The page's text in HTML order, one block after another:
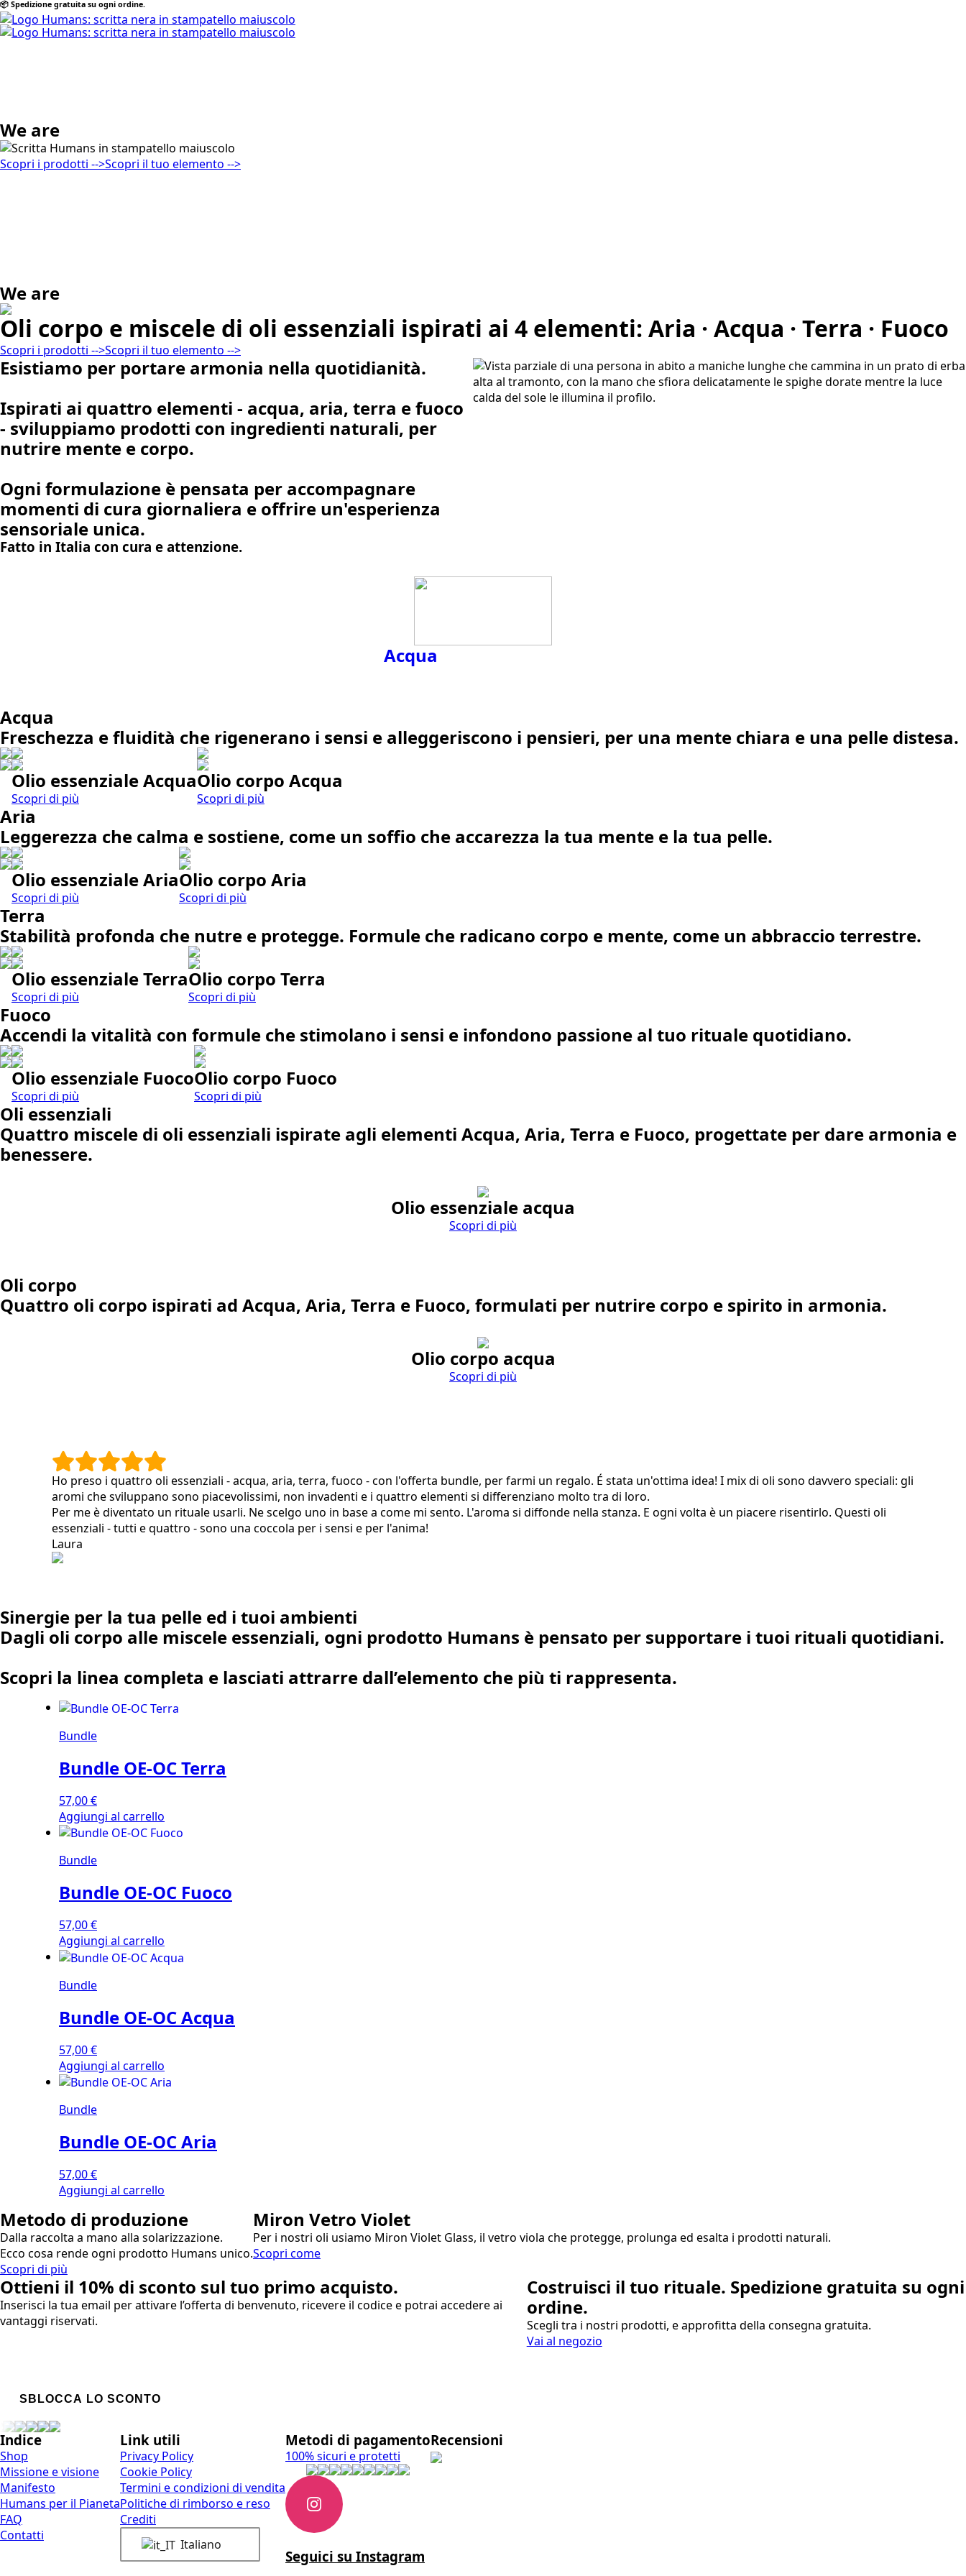
📦 Spedizione gratuita su ogni ordine.
We are
Scopri i prodotti -->Scopri il tuo elemento -->
We are
Oli corpo e miscele di oli essenziali ispirati ai 4 elementi: Aria · Acqua · Terra · Fuoco
Scopri i prodotti -->Scopri il tuo elemento -->
Esistiamo per portare armonia nella quotidianità.
Ispirati ai quattro elementi - acqua, aria, terra e fuoco
- sviluppiamo prodotti con ingredienti naturali, per
nutrire mente e corpo.
Ogni formulazione è pensata per accompagnare
momenti di cura giornaliera e offrire un'esperienza
sensoriale unica.
Fatto in Italia con cura e attenzione.
Acqua
Acqua
Freschezza e fluidità che rigenerano i sensi e alleggeriscono i pensieri, per una mente chiara e una pelle distesa.
Olio essenziale Acqua
Scopri di più
Olio corpo Acqua
Scopri di più
Aria
Leggerezza che calma e sostiene, come un soffio che accarezza la tua mente e la tua pelle.
Olio essenziale Aria
Scopri di più
Olio corpo Aria
Scopri di più
Terra
Stabilità profonda che nutre e protegge. Formule che radicano corpo e mente, come un abbraccio terrestre.
Olio essenziale Terra
Scopri di più
Olio corpo Terra
Scopri di più
Fuoco
Accendi la vitalità con formule che stimolano i sensi e infondono passione al tuo rituale quotidiano.
Olio essenziale Fuoco
Scopri di più
Olio corpo Fuoco
Scopri di più
Oli essenziali
Quattro miscele di oli essenziali ispirate agli elementi Acqua, Aria, Terra e Fuoco, progettate per dare armonia e
benessere.
Olio essenziale acqua
Scopri di più
Oli corpo
Quattro oli corpo ispirati ad Acqua, Aria, Terra e Fuoco, formulati per nutrire corpo e spirito in armonia.
Olio corpo acqua
Scopri di più
Ho preso i quattro oli essenziali - acqua, aria, terra, fuoco - con l'offerta bundle, per farmi un regalo. É stata un'ottima idea! I mix di oli sono davvero speciali: gli
aromi che sviluppano sono piacevolissimi, non invadenti e i quattro elementi si differenziano molto tra di loro.
Per me è diventato un rituale usarli. Ne scelgo uno in base a come mi sento. L'aroma si diffonde nella stanza. E ogni volta è un piacere risentirlo. Questi oli
essenziali - tutti e quattro - sono una coccola per i sensi e per l'anima!
Laura
Sinergie per la tua pelle ed i tuoi ambienti
Dagli oli corpo alle miscele essenziali, ogni prodotto Humans è pensato per supportare i tuoi rituali quotidiani.
Scopri la linea completa e lasciati attrarre dall’elemento che più ti rappresenta.
Bundle
Bundle OE-OC Terra
57,00€
Aggiungi al carrello
Bundle
Bundle OE-OC Fuoco
57,00€
Aggiungi al carrello
Bundle
Bundle OE-OC Acqua
57,00€
Aggiungi al carrello
Bundle
Bundle OE-OC Aria
57,00€
Aggiungi al carrello
Metodo di produzione
Dalla raccolta a mano alla solarizzazione.
Ecco cosa rende ogni prodotto Humans unico.
Scopri di più
Miron Vetro Violet
Per i nostri oli usiamo Miron Violet Glass, il vetro viola che protegge, prolunga ed esalta i prodotti naturali.
Scopri come
Ottieni il 10% di sconto sul tuo primo acquisto.
Inserisci la tua email per attivare l’offerta di benvenuto, ricevere il codice e potrai accedere ai
vantaggi riservati.
SBLOCCA LO SCONTO
Costruisci il tuo rituale. Spedizione gratuita su ogni
ordine.
Scegli tra i nostri prodotti, e approfitta della consegna gratuita.
Vai al negozio
Indice
Shop
Missione e visione
Manifesto
Humans per il Pianeta
FAQ
Contatti
Link utili
Privacy Policy
Cookie Policy
Termini e condizioni di vendita
Politiche di rimborso e reso
Crediti
Italiano
Metodi di pagamento
100% sicuri e protetti
Seguici su Instagram
Recensioni